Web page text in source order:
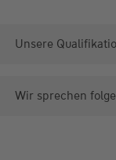
Unsere
Wir sprechen